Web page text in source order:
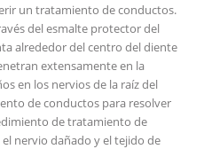
un tratamiento de conductos.
del esmalte protector del
alrededor del centro del diente
extensamente en la
en los nervios de la raíz del
de conductos para resolver
de tratamiento de
nervio dañado y el tejido de